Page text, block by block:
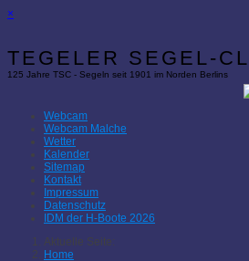
×
TEGELER SEGEL-
125 Jahre TSC - Segeln seit 1901 im Norden Berlins
Webcam
Webcam Malche
Wetter
Kalender
Sitemap
Kontakt
Impressum
Datenschutz
IDM der H-Boote 2026
Aktuelle Seite:
Home